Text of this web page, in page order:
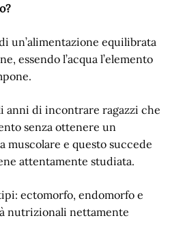
un’alimentazione equilibrata
essendo l’acqua l’elemento
anni di incontrare ragazzi che
senza ottenere un
muscolare e questo succede
attentamente studiata.
ectomorfo, endomorfo e
nutrizionali nettamente